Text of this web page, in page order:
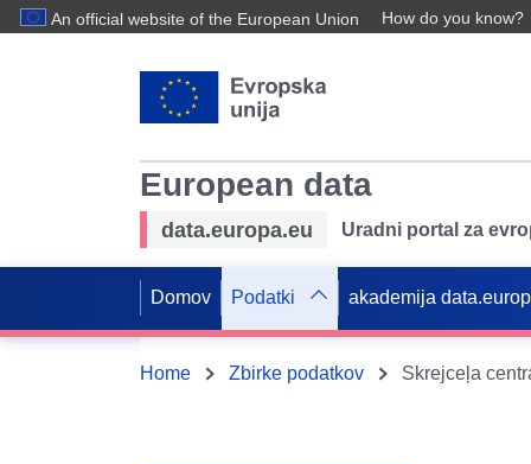
An official website of the European Union How do you know?
European data
data.europa.eu Uradni portal za
Domov Podatki akademija
Home Zbirke podatkov Skrejceļa